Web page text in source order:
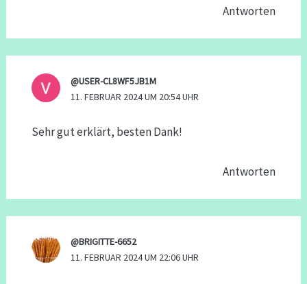
Antworten
@USER-CL8WF5JB1M
11. FEBRUAR 2024 UM 20:54 UHR
Sehr gut erklärt, besten Dank!
Antworten
@BRIGITTE-6652
11. FEBRUAR 2024 UM 22:06 UHR